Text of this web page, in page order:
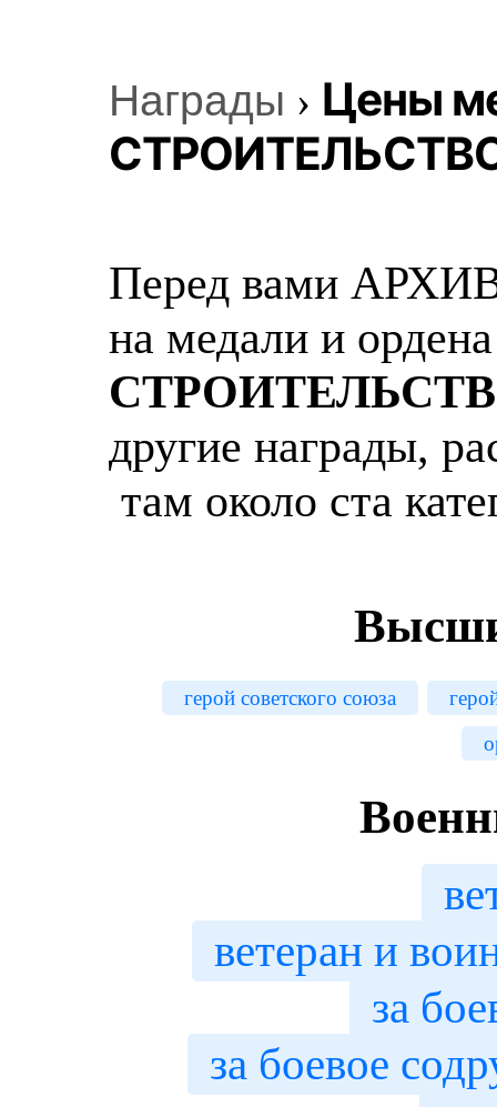
Награды › Цены
Перед вами АРХИВ
на медали и
другие награды,
там около ста
герой советского союза
ветеран и
за
за боевое